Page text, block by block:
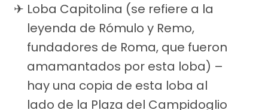
Loba Capitolina (se refiere a la
leyenda de Rómulo y Remo,
fundadores de Roma, que fueron
amamantados por esta loba) –
hay una copia de esta loba al
lado de la Plaza del Campidoglio